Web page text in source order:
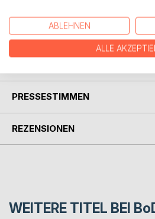
lustige Abenteuer. Begleiten Sie
durch die Weihnachtszeit.
PRESSESTIMMEN
REZENSIONEN
WEITERE TITEL BEI
ABLEHNEN
ALLE